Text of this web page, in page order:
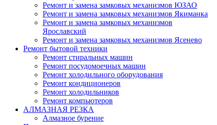
Ремонт и замена замковых механизмов ЮЗАО
Ремонт и замена замковых механизмов Якиманка
Ремонт и замена замковых механизмов
Ярославский
Ремонт и замена замковых механизмов Ясенево
Ремонт бытовой техники
Ремонт стиральных машин
Ремонт посудомоечных машин
Ремонт холодильного оборудования
Ремонт кондиционеров
Ремонт холодильников
Ремонт компьютеров
АЛМАЗНАЯ РЕЗКА
Алмазное бурение